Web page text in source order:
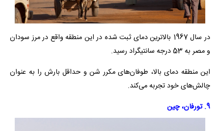
در سال 1967 بالاترین دمای ثبت شده در این منطقه واقع در مرز سودان
و مصر به 53 درجه سانتیگراد رسید.
این منطقه دمای بالا، طوفان‌های مکرر شن و حداقل بارش را به عنوان
چالش‌های خود تجربه می‌کند.
9. تورفان، چین